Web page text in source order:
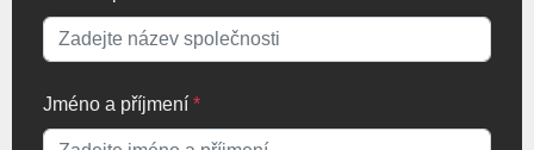
Jméno a příjmení *